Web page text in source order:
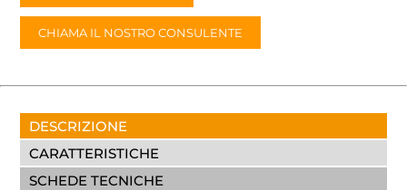
CHIAMA IL NOSTRO CONSULENTE
DESCRIZIONE
CARATTERISTICHE
SCHEDE TECNICHE